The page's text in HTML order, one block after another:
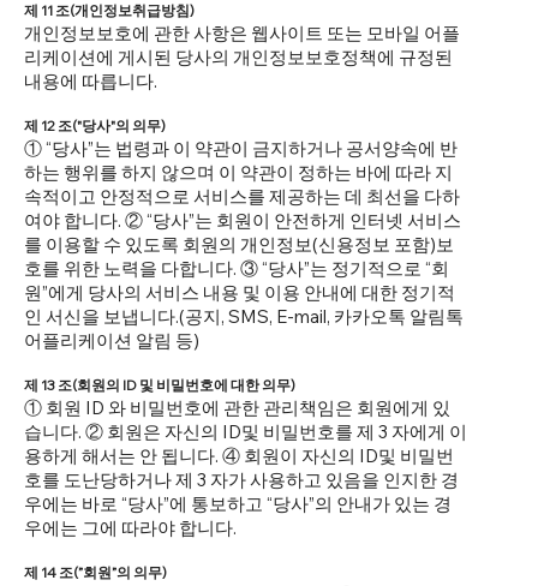
제 11 조(개인정보취급방침)
개인정보보호에 관한 사항은 웹사이트 또는 모바일 어플
리케이션에 게시된 당사의 개인정보보호정책에 규정된
내용에 따릅니다.
제 12 조("당사"의 의무)
① “당사”는 법령과 이 약관이 금지하거나 공서양속에 반
하는 행위를 하지 않으며 이 약관이 정하는 바에 따라 지
속적이고 안정적으로 서비스를 제공하는 데 최선을 다하
여야 합니다. ② “당사”는 회원이 안전하게 인터넷 서비스
를 이용할 수 있도록 회원의 개인정보(신용정보 포함)보
호를 위한 노력을 다합니다. ③ “당사”는 정기적으로 “회
원”에게 당사의 서비스 내용 및 이용 안내에 대한 정기적
인 서신을 보냅니다.(공지, SMS, E-mail, 카카오톡 알림톡
어플리케이션 알림 등)
제 13 조(회원의 ID 및 비밀번호에 대한 의무)
① 회원 ID 와 비밀번호에 관한 관리책임은 회원에게 있
습니다. ② 회원은 자신의 ID및 비밀번호를 제 3 자에게 이
용하게 해서는 안 됩니다. ④ 회원이 자신의 ID및 비밀번
호를 도난당하거나 제 3 자가 사용하고 있음을 인지한 경
우에는 바로 “당사”에 통보하고 “당사”의 안내가 있는 경
우에는 그에 따라야 합니다.
제 14 조(”회원”의 의무)